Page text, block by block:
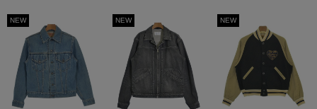
NEW NEW NEW